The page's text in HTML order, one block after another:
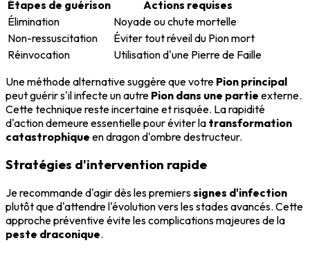
Étapes de guérison
Actions requises
Élimination
Noyade ou chute mortelle
Non-ressuscitation
Éviter tout réveil du Pion mort
Réinvocation
Utilisation d'une Pierre de Faille
Une méthode alternative suggère que votre Pion principal
peut guérir s'il infecte un autre Pion dans une partie externe.
Cette technique reste incertaine et risquée. La rapidité
d'action demeure essentielle pour éviter la transformation
catastrophique en dragon d'ombre destructeur.
Stratégies d'intervention rapide
Je recommande d'agir dès les premierssignes d'infection
plutôt que d'attendre l'évolution vers les stades avancés. Cette
approche préventive évite les complications majeures de la
peste draconique.